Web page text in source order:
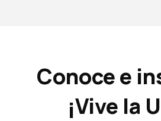
Conoce e
¡Vive la